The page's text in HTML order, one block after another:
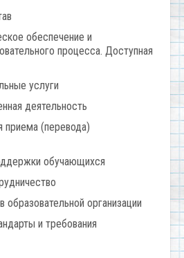
обеспечение и
процесса. Доступная
услуги
деятельность
приема (перевода)
обучающихся
образовательной организации
и требования